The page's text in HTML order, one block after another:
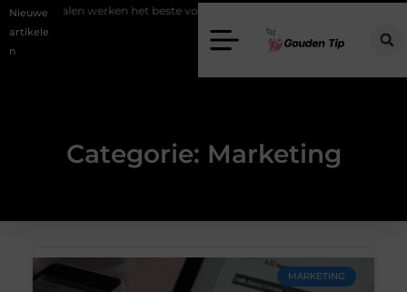
Nieuwe
artikele
n
werken het beste voor vastgoedmarketing?
Categorie: Marketing
MARKETING